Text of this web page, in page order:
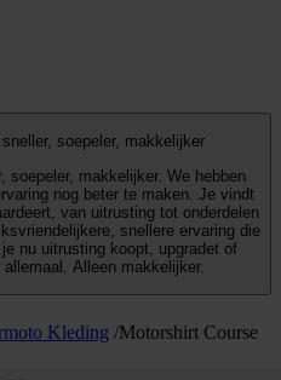
soepeler, makkelijker
makkelijker. We hebben
nog beter te maken. Je vindt
van uitrusting tot onderdelen
snellere ervaring die
nu uitrusting koopt, upgradet of
Alleen makkelijker.
Kleding /Motorshirt Course